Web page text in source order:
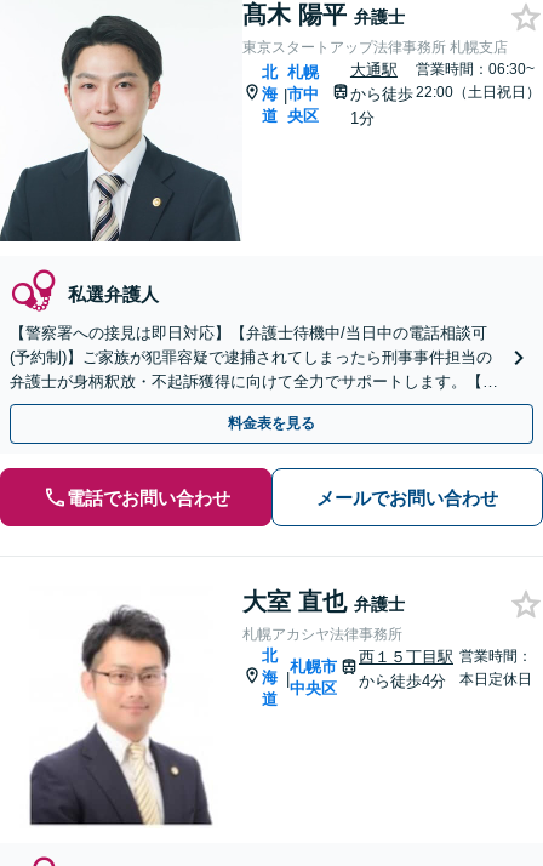
髙木 陽平 弁護士
東京スタートアップ法律事務所 札幌支店
北
海
道
|
札幌
市中
央区
大通駅
から徒歩
1分
営業時間：06:30~
22:00（土日祝日）
私選弁護人
【警察署への接見は即日対応】【弁護士待機中/当日中の電話相談可
(予約制)】ご家族が犯罪容疑で逮捕されてしまったら刑事事件担当の
弁護士が身柄釈放・不起訴獲得に向けて全力でサポートします。【毎
月100名以上の相談実績】【札幌対応】
料金表を見る
電話でお問い合わせ メールでお問い合わせ
大室 直也 弁護士
札幌アカシヤ法律事務所
北
海
道
|
札幌市
中央区
西１５丁目駅
から徒歩4分
営業時間：
本日定休日